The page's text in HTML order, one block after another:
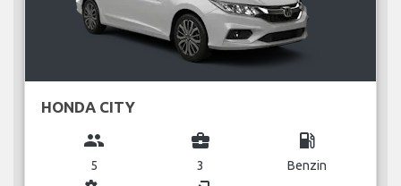
HONDA CITY
group
5
business_center
3
local_gas_station
Benzin